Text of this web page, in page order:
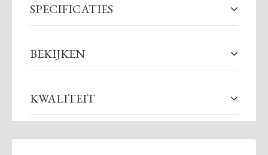
SPECIFICATIES
BEKIJKEN
KWALITEIT